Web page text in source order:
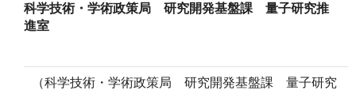
科学技術・学術政策局 研究開発基盤課 量子研究推
進室
（科学技術・学術政策局 研究開発基盤課 量子研究